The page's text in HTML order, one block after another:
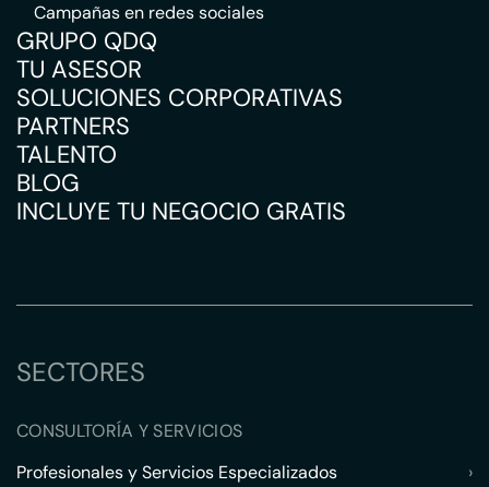
Campañas en redes sociales
GRUPO QDQ
TU ASESOR
SOLUCIONES CORPORATIVAS
PARTNERS
TALENTO
BLOG
INCLUYE TU NEGOCIO GRATIS
SECTORES
CONSULTORÍA Y SERVICIOS
Profesionales y Servicios Especializados
›